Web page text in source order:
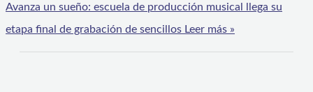
Avanza un sueño: escuela de producción musical llega su
etapa final de grabación de sencillos Leer más »